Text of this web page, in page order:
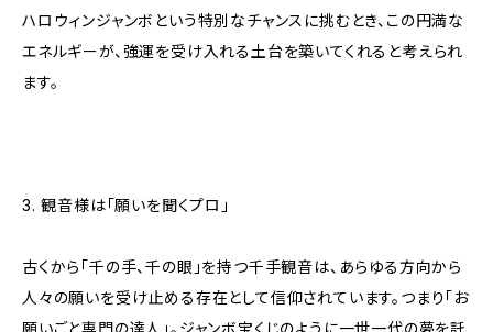
ハロウィンジャンボという特別なチャンスに挑むとき、この円満な
エネルギーが、強運を受け入れる土台を築いてくれると考えられ
ます。
3. 観音様は「願いを聞くプロ」
古くから「千の手、千の眼」を持つ千手観音は、あらゆる方向から
人々の願いを受け止める存在として信仰されています。つまり「お
願いごと専門の達人」。ジャンボ宝くじのように一世一代の夢を託